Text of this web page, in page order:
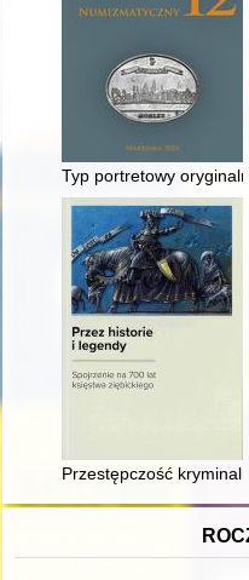
Typ portretowy
Przestępczość